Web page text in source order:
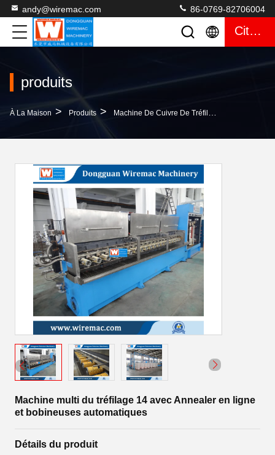
andy@wiremac.com 86-0769-82706004
Citation
produits
À La Maison > Produits > Machine De Cuivre De Tréfilage
Machine multi du tréfilage 14 avec Annealer en ligne
et bobineuses automatiques
Détails du produit